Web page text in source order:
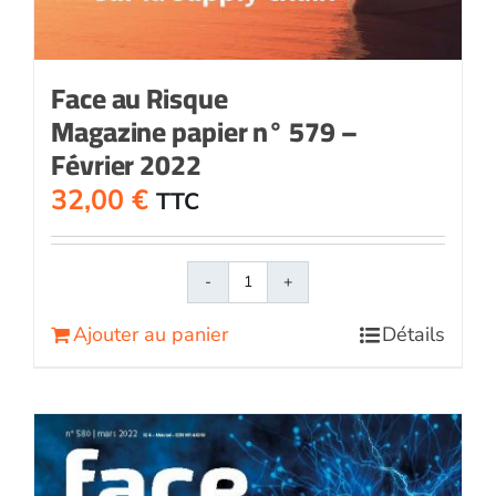
Face au Risque
Magazine papier n° 579 –
Février 2022
32,00 € TTC
quantité
papier
n°
579
Ajouter au panier Détails